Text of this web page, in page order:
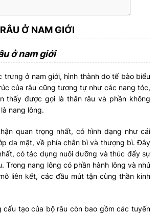
Ở NAM GIỚI
ở nam giới
trưng ở nam giới, hình thành do tế bào biểu
của râu cũng tương tự như các nang tóc,
thấy được gọi là thân râu và phần không
nang lông.
quan trọng nhất, có hình dạng như cái
da mặt, về phía chân bì và thượng bì. Đây
có tác dụng nuôi dưỡng và thúc đẩy sự
Trong nang lông có phần hành lông và nhú
liên kết, các đầu mút tận cùng thần kinh
cấu tạo của bộ râu còn bao gồm các tuyến